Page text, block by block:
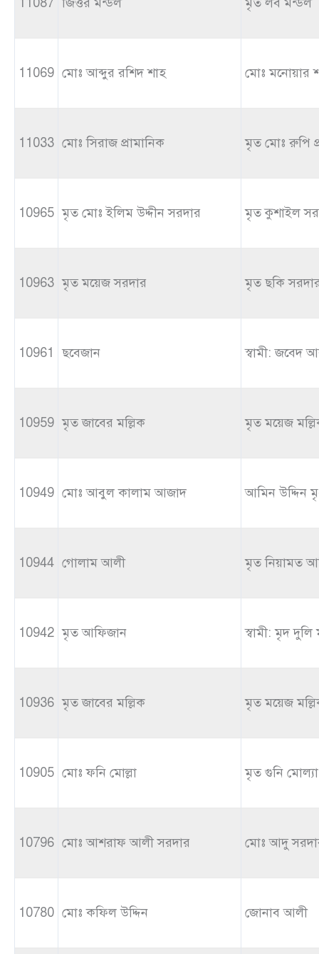
11069 মোঃ আব্দুর রশিদ শাহ মোঃ মনোয়ার
11033 মোঃ সিরাজ প্রামানিক মৃত মোঃ রুপি
10965 মৃত মোঃ ইলিম উদ্দীন সরদার মৃত কুশাইল
10963 মৃত ময়েজ সরদার মৃত ছকি
10961 ছবেজান স্বামী: জবেদ
10959 মৃত জাবের মল্লিক মৃত ময়েজ
10949 মোঃ আবুল কালাম আজাদ আমিন উদ্দিন
10944 গোলাম আলী মৃত নিয়ামত
10942 মৃত আফিজান স্বামী: মৃদ
10936 মৃত জাবের মল্লিক মৃত ময়েজ
10905 মোঃ ফনি মোল্লা মৃত গুনি মোল্যা
10796 মোঃ আশরাফ আলী সরদার মোঃ আদু
10780 মোঃ কফিল উদ্দিন জোনাব আলী